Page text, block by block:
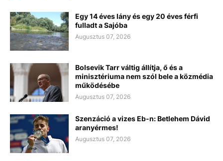
Egy 14 éves lány és egy 20 éves férfi
fulladt a Sajóba
Augusztus 07, 2026
Bolsevik Tarr váltig állítja, ő és a
minisztériuma nem szól bele a közmédia
működésébe
Augusztus 07, 2026
Szenzáció a vizes Eb-n: Betlehem Dávid
aranyérmes!
Augusztus 07, 2026